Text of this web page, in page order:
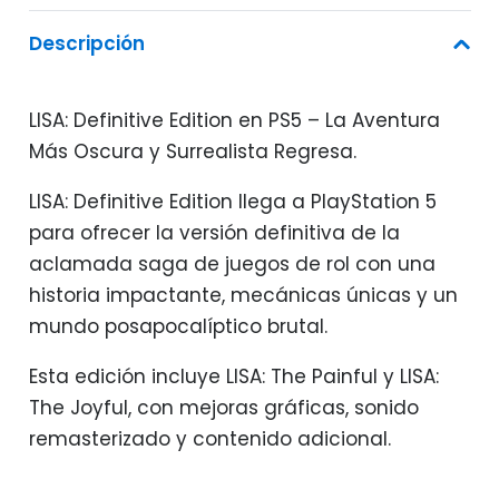
Descripción
LISA: Definitive Edition en PS5 – La Aventura
Más Oscura y Surrealista Regresa.
LISA: Definitive Edition llega a PlayStation 5
para ofrecer la versión definitiva de la
aclamada saga de juegos de rol con una
historia impactante, mecánicas únicas y un
mundo posapocalíptico brutal.
Esta edición incluye LISA: The Painful y LISA:
The Joyful, con mejoras gráficas, sonido
remasterizado y contenido adicional.